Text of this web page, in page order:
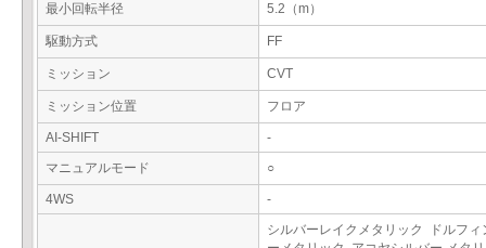
最小回転半径 5.2（m）
駆動方式 FF
ミッション CVT
ミッション位置 フロア
AI-SHIFT
-
マニュアルモード
○
4WS -
シルバーレイクメタリック ドルフィ